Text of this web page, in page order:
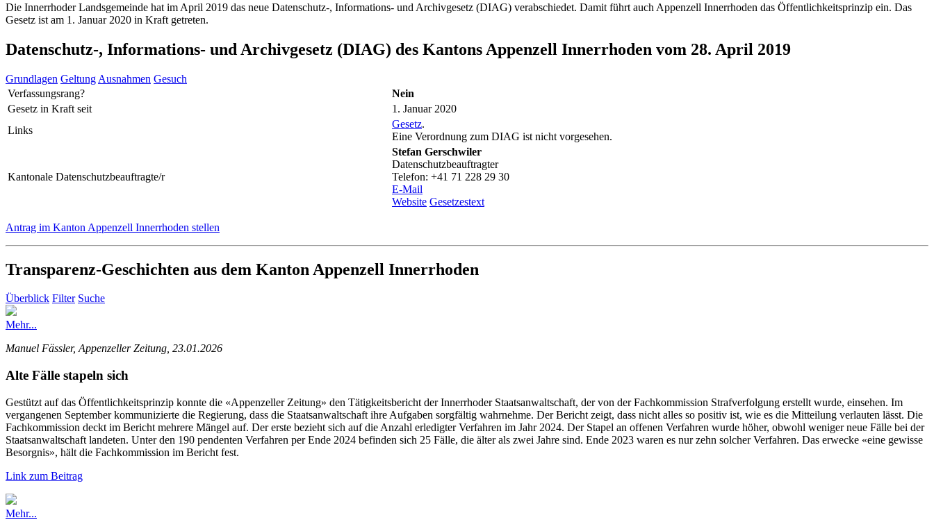
Die Innerrhoder Landsgemeinde hat im April 2019 das neue Datenschutz-, Informations- und Archivgesetz (DIAG) verabschiedet. Damit führt auch Appenzell Innerrhoden das Öffentlichkeitsprinzip ein. Das
Gesetz ist am 1. Januar 2020 in Kraft getreten.
Datenschutz-, Informations- und Archivgesetz (DIAG) des Kantons Appenzell Innerrhoden vom 28. April 2019
Grundlagen Geltung Ausnahmen Gesuch
Verfassungsrang?
Nein
Gesetz in Kraft seit
1. Januar 2020
Links
Gesetz.
Eine Verordnung zum DIAG ist nicht vorgesehen.
Kantonale Datenschutzbeauftragte/r
Stefan Gerschwiler
Datenschutzbeauftragter
Telefon: +41 71 228 29 30
E-Mail
Website Gesetzestext
Antrag im Kanton Appenzell Innerrhoden stellen
Transparenz-Geschichten aus dem Kanton Appenzell Innerrhoden
Überblick Filter Suche
Mehr...
Manuel Fässler, Appenzeller Zeitung, 23.01.2026
Alte Fälle stapeln sich
Gestützt auf das Öffentlichkeitsprinzip konnte die «Appenzeller Zeitung» den Tätigkeitsbericht der Innerrhoder Staatsanwaltschaft, der von der Fachkommission Strafverfolgung erstellt wurde, einsehen. Im
vergangenen September kommunizierte die Regierung, dass die Staatsanwaltschaft ihre Aufgaben sorgfältig wahrnehme. Der Bericht zeigt, dass nicht alles so positiv ist, wie es die Mitteilung verlauten lässt. Die
Fachkommission deckt im Bericht mehrere Mängel auf. Der erste bezieht sich auf die Anzahl erledigter Verfahren im Jahr 2024. Der Stapel an offenen Verfahren wurde höher, obwohl weniger neue Fälle bei der
Staatsanwaltschaft landeten. Unter den 190 pendenten Verfahren per Ende 2024 befinden sich 25 Fälle, die älter als zwei Jahre sind. Ende 2023 waren es nur zehn solcher Verfahren. Das erwecke «eine gewisse
Besorgnis», hält die Fachkommission im Bericht fest.
Link zum Beitrag
Mehr...